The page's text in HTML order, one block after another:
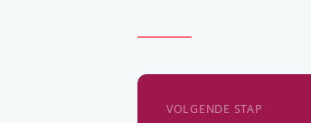
VOLGENDE STAP